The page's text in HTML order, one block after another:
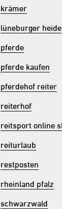
krämer
lüneburger heide
pferde
pferde kaufen
pferdehof reiter
reiterhof
reitsport online
reiturlaub
restposten
rheinland pfalz
schwarzwald